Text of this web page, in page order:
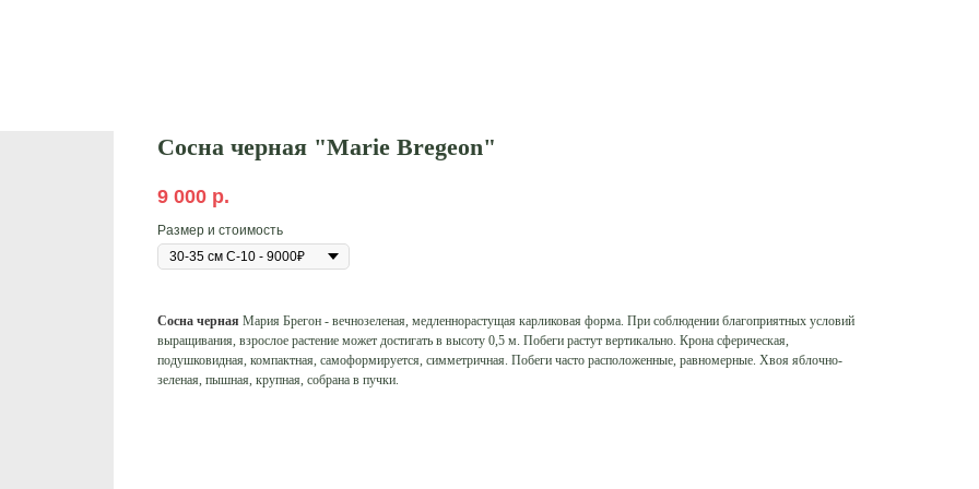
Сосна черная "Marie Bregeon"
9 000 р.
Размер и стоимость
Cосна черная Мария Брегон - вечнозеленая, медленнорастущая карликовая форма. При соблюдении благоприятных условий
выращивания, взрослое растение может достигать в высоту 0,5 м. Побеги растут вертикально. Крона сферическая,
подушковидная, компактная, самоформируется, симметричная. Побеги часто расположенные, равномерные. Хвоя яблочно-
зеленая, пышная, крупная, собрана в пучки.